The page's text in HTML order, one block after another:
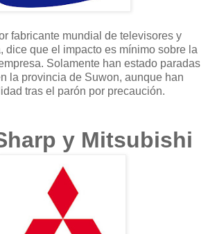
fabricante mundial de televisores y
dice que el impacto es mínimo sobre la
Solamente han estado paradas
la provincia de Suwon, aunque han
tras el parón por precaución.
y Mitsubishi